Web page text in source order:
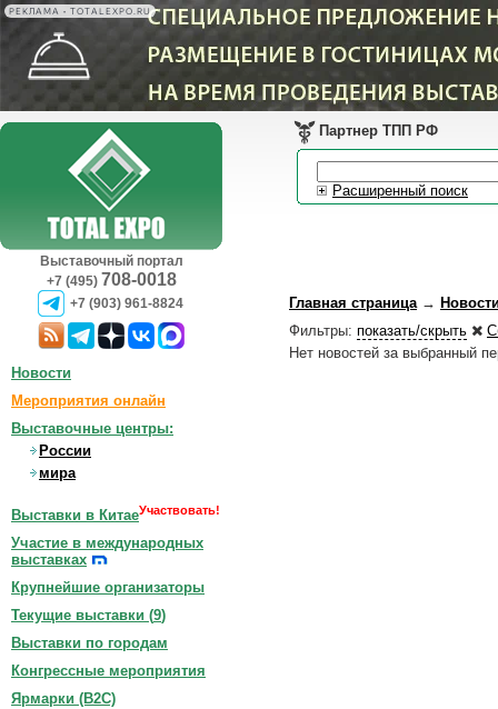
РЕКЛАМА • TOTALEXPO.RU
Выставочный портал
+7 (495) 708-0018
+7 (903) 961-8824
Партнер ТПП РФ
Расширенный поиск
Главная страница→
Фильтры: показать/скрыть
Нет новостей за выбранный
Новости
Мероприятия онлайн
Выставочные центры:
России
мира
Выставки в КитаеУчаствовать!
Участие в международных
выставках
Крупнейшие организаторы
Текущие выставки (9)
Выставки по городам
Конгрессные мероприятия
Ярмарки (B2C)